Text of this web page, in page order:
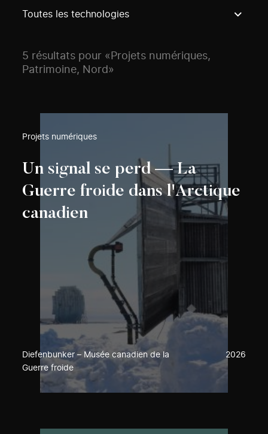
Toutes les technologies
5 résultats pour «Projets numériques,
Patrimoine, Nord»
Projets numériques
Un signal se perd — La
Guerre froide dans l'Arctique
canadien
Diefenbunker – Musée canadien de la
Guerre froide
2026